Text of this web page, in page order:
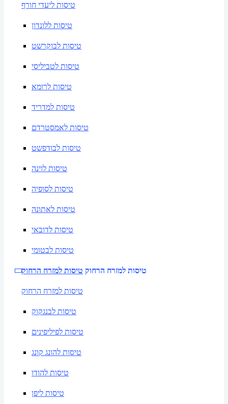
טיסות ליעדי חורף
טיסות ללונדון
טיסות לבוקרשט
טיסות לטביליסי
טיסות לרומא
טיסות למדריד
טיסות לאמסטרדם
טיסות לבודפשט
טיסות לוינה
טיסות לסופיה
טיסות לאתונה
טיסות לדובאי
טיסות לבטומי
טיסות למזרח הרחוק טיסות למזרח הרחוק
טיסות למזרח הרחוק
טיסות לבנגקוק
טיסות לפיליפינים
טיסות להונג קונג
טיסות להודו
טיסות ליפן